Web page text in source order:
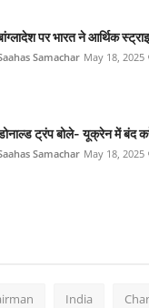
पर भारत ने आर्थिक
Samachar May 18, 2025
ट्रंप बोले- यूक्रेन में बंद
Samachar May 18, 2025
India